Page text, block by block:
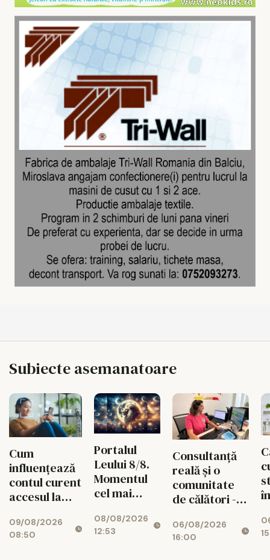
Subiecte asemanatoare
Cum
influențează
contul curent
accesul la
09/08/2026
08:50
Portalul
Leului 8/8.
Momentul
cel mai
verii
08/08/2026
12:53
Consultanță
reală și o
comunitate
de călători -
spatele
fiecărui
06/08/2026
16:00